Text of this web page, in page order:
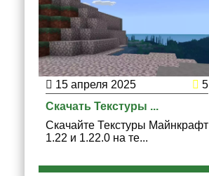
15 апреля 2025
5
Скачать Текстуры ...
Скачайте Текстуры Майнкрафт
1.22 и 1.22.0 на те...